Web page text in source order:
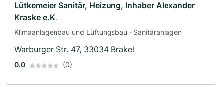
Lütkemeier Sanitär, Heizung, Inhaber Alexander
Kraske e.K.
Klimaanlagenbau und Lüftungsbau · Sanitäranlagen
Warburger Str. 47, 33034 Brakel
0.0 (0)